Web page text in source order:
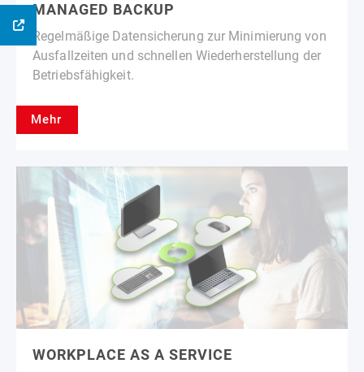
MANAGED BACKUP
Regelmäßige Datensicherung zur Minimierung von
Ausfallzeiten und schnellen Wiederherstellung der
Betriebsfähigkeit.
Mehr
WORKPLACE AS A SERVICE